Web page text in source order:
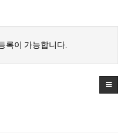
록이 가능합니다.